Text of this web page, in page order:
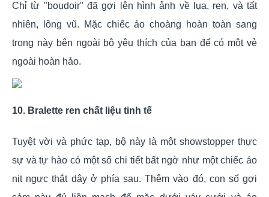
Chỉ từ "boudoir" đã gợi lên hình ảnh về lụa, ren, và tất
nhiên, lông vũ. Mặc chiếc áo choàng hoàn toàn sang
trọng này bên ngoài bộ yêu thích của bạn để có một vẻ
ngoài hoàn hảo.
10. Bralette ren chất liệu tinh tế
Tuyệt vời và phức tạp, bộ này là một showstopper thực
sự và tự hào có một số chi tiết bất ngờ như một chiếc áo
nịt ngực thắt dây ở phía sau. Thêm vào đó, con số gợi